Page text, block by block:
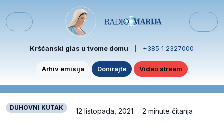
Menu
Kršćanski glas u tvome domu +385 1 2327000
Arhiv emisija Donirajte Video stream
DUHOVNI KUTAK 12 listopada, 2021 2 minute čitanja